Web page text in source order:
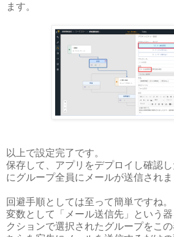
ます。
以上で設定完了です。
保存して、アプリをデプロイし確認
にグループ全員にメールが送信されま
回避手順としては至って簡単ですね。
変数として「メール送信先」という
クションで選択されたグループをこ